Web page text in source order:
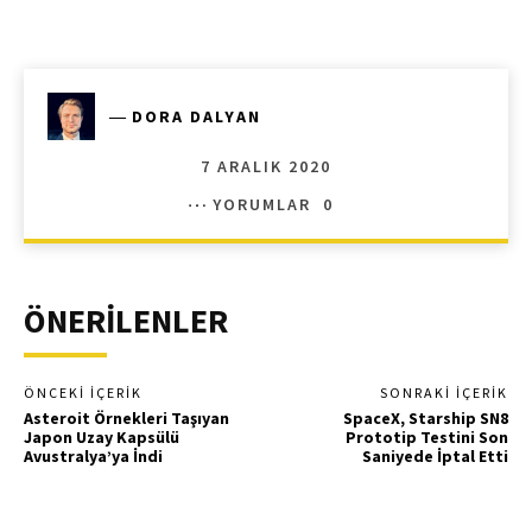
― DORA DALYAN
7 ARALIK 2020
YORUMLAR
0
ÖNERİLENLER
ÖNCEKI İÇERIK
Asteroit Örnekleri Taşıyan
Japon Uzay Kapsülü
Avustralya’ya İndi
SONRAKI İÇERIK
SpaceX, Starship SN8
Prototip Testini Son
Saniyede İptal Etti